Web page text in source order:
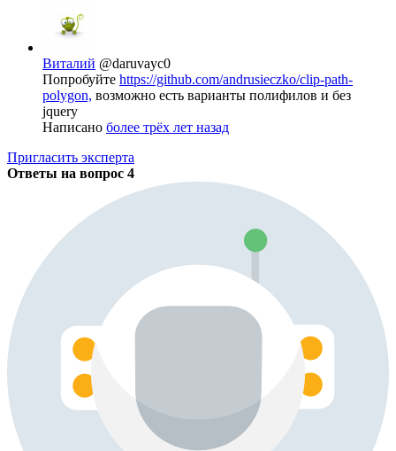
Виталий @daruvayc0
Попробуйте https://github.com/andrusieczko/clip-path-
polygon, возможно есть варианты полифилов и без
jquery
Написано более трёх лет назад
Пригласить эксперта
Ответы на вопрос 4